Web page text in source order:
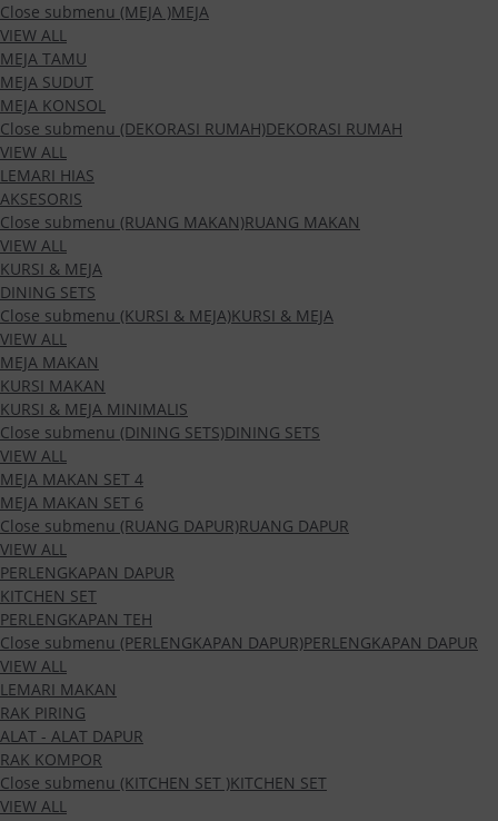
Close submenu (MEJA )MEJA
VIEW ALL
MEJA TAMU
MEJA SUDUT
MEJA KONSOL
Close submenu (DEKORASI RUMAH)DEKORASI RUMAH
VIEW ALL
LEMARI HIAS
AKSESORIS
Close submenu (RUANG MAKAN)RUANG MAKAN
VIEW ALL
KURSI & MEJA
DINING SETS
Close submenu (KURSI & MEJA)KURSI & MEJA
VIEW ALL
MEJA MAKAN
KURSI MAKAN
KURSI & MEJA MINIMALIS
Close submenu (DINING SETS)DINING SETS
VIEW ALL
MEJA MAKAN SET 4
MEJA MAKAN SET 6
Close submenu (RUANG DAPUR)RUANG DAPUR
VIEW ALL
PERLENGKAPAN DAPUR
KITCHEN SET
PERLENGKAPAN TEH
Close submenu (PERLENGKAPAN DAPUR)PERLENGKAPAN DAPUR
VIEW ALL
LEMARI MAKAN
RAK PIRING
ALAT - ALAT DAPUR
RAK KOMPOR
Close submenu (KITCHEN SET )KITCHEN SET
VIEW ALL